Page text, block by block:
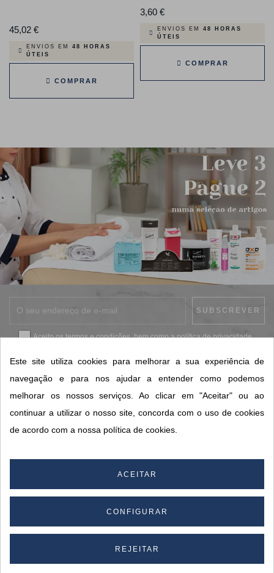
45,02 €Preço
ENVIOS EM 48 HORAS
ÚTEIS
COMPRAR
3,60 €Preço
ENVIOS EM 48 HORAS
ÚTEIS
COMPRAR
Aceito ostermos e condições, bem como apolítica de privacidade.
CONTACTOS SORISA
Este site utiliza cookies para melhorar a sua experiência de
navegação e para nos ajudar a entender como podemos
melhorar os nossos serviços. Ao clicar em "Aceitar" ou ao
continuar a utilizar o nosso site, concorda com o uso de cookies
de acordo com a nossa política de cookies.
ACEITAR
CONFIGURAR
REJEITAR